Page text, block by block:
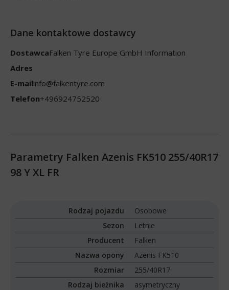
Dane kontaktowe dostawcy
DostawcaFalken Tyre Europe GmbH Information
Adres
E-mailinfo@falkentyre.com
Telefon+496924752520
Parametry Falken Azenis FK510 255/40R17
98 Y XL FR
Rodzaj pojazdu
Osobowe
Sezon
Letnie
Producent
Falken
Nazwa opony
Azenis FK510
Rozmiar
255/40R17
Rodzaj bieżnika
asymetryczny